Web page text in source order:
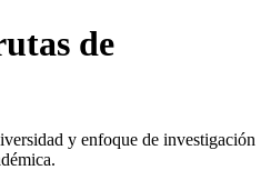
de
y enfoque de investigación